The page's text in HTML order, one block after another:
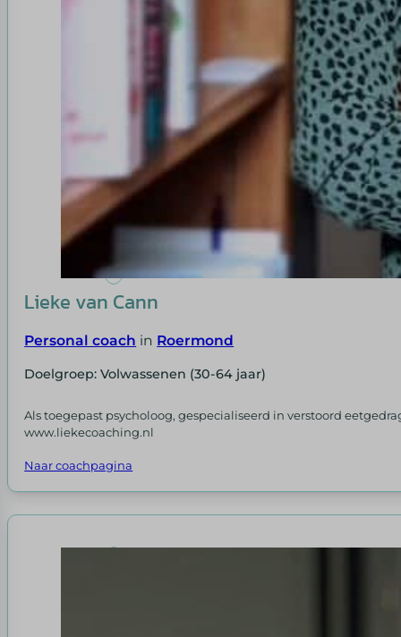
Lieke van Cann
Personal coach in Roermond
Doelgroep: Volwassenen (30-64 jaar)
Als toegepast psycholoog, gespecialiseerd in verstoord
www.liekecoaching.nl
Naar coachpagina